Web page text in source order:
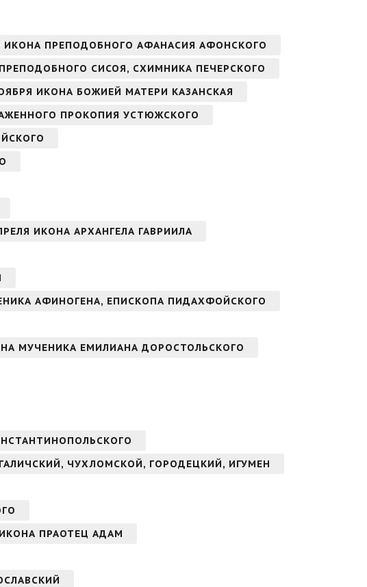
ИКОНА ПРЕПОДОБНОГО АФАНАСИЯ АФОНСКОГО
СИСОЯ, СХИМНИКА ПЕЧЕРСКОГО
ИКОНА БОЖИЕЙ МАТЕРИ КАЗАНСКАЯ
ПРОКОПИЯ УСТЮЖСКОГО
ИКОНА АРХАНГЕЛА ГАВРИИЛА
АФИНОГЕНА, ЕПИСКОПА ПИДАХФОЙСКОГО
МУЧЕНИКА ЕМИЛИАНА ДОРОСТОЛЬСКОГО
ЧУХЛОМСКОЙ, ГОРОДЕЦКИЙ, ИГУМЕН
ПРАОТЕЦ АДАМ